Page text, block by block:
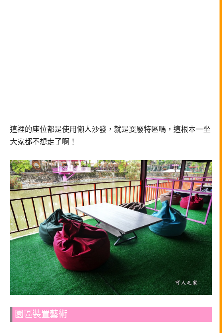
這裡的座位都是使用懶人沙發，就是耍廢特區嗎，這根本一坐
大家都不想走了啊！
園區裝置藝術